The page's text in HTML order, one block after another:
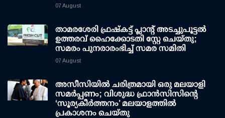
07 August
താമരശേരി ഫ്രഷ്കട്ട് പ്ലാന്റ് അടച്ചുപൂട്ടൽ
ഉത്തരവ് ഹൈക്കോടതി സ്റ്റേ ചെയ്തു;
സമരം പുനരാരംഭിച്ച് സമര സമിതി
07 August
അസീസിയിൽ ചരിത്രമായി ഒരു മലയാളി
സമർപ്പണം; വിശുദ്ധ ഫ്രാൻസിസിന്റെ
‘സൂര്യകീർത്തനം’ മലയാളത്തിൽ
പ്രകാശനം ചെയ്തു